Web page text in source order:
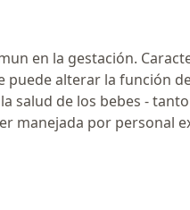
en la gestación.
puede alterar la función
salud de los bebes -
manejada por personal